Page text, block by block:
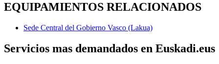
EQUIPAMIENTOS RELACIONADOS
Sede Central del Gobierno Vasco (Lakua)
Servicios mas demandados en Euskadi.eus